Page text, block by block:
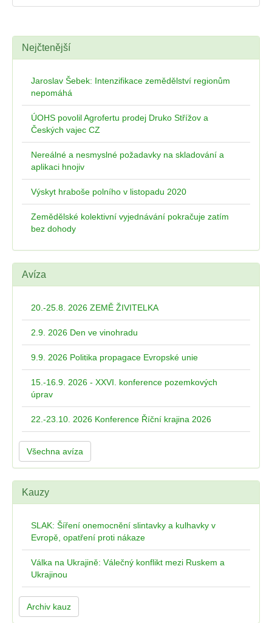
Nejčtenější
Jaroslav Šebek: Intenzifikace zemědělství regionům
nepomáhá
ÚOHS povolil Agrofertu prodej Druko Střížov a
Českých vajec CZ
Nereálné a nesmyslné požadavky na skladování a
aplikaci hnojiv
Výskyt hraboše polního v listopadu 2020
Zemědělské kolektivní vyjednávání pokračuje zatím
bez dohody
Avíza
20.-25.8. 2026 ZEMĚ ŽIVITELKA
2.9. 2026 Den ve vinohradu
9.9. 2026 Politika propagace Evropské unie
15.-16.9. 2026 - XXVI. konference pozemkových
úprav
22.-23.10. 2026 Konference Říční krajina 2026
Všechna avíza
Kauzy
SLAK: Šíření onemocnění slintavky a kulhavky v
Evropě, opatření proti nákaze
Válka na Ukrajině: Válečný konflikt mezi Ruskem a
Ukrajinou
Archiv kauz